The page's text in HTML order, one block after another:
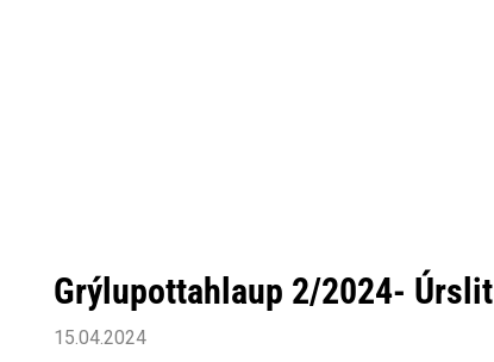
Grýlupottahlaup 2/2024- Úrslit
15.04.2024